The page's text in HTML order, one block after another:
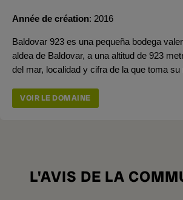
Année de création 2016
Baldovar 923 es una pequeña bodega
aldea de Baldovar, a una altitud de 923
del mar, localidad y cifra de la que toma su
VOIR LE DOMAINE
L'AVIS DE LA